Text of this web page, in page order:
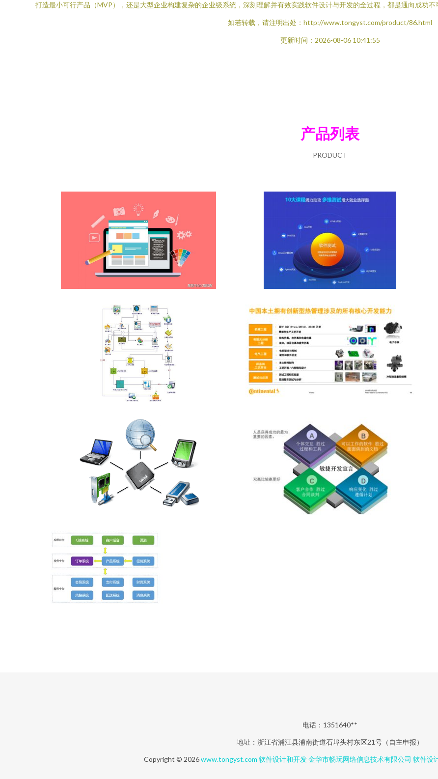
打造最小可行产品（MVP），还是大型企业构建复杂的企业级系统，深刻理解并有效实践软件设计与开发的全过程，都是通向成功不
如若转载，请注明出处：http://www.tongyst.com/product/86.html
更新时间：2026-08-06 10:41:55
产品列表
PRODUCT
电话：1351640**
地址：浙江省浦江县浦南街道石埠头村东区21号（自主申报）
Copyright © 2026www.tongyst.com 软件设计和开发 金华市畅玩网络信息技术有限公司 软件设